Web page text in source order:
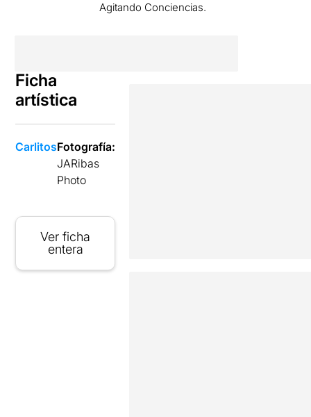
Agitando Conciencias.
Ficha
artística
CarlitosFotografía:
JARibas
Photo
Ver ficha
entera